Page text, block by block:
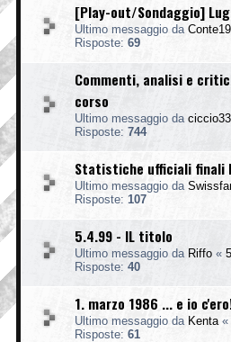
[Play-out/Sondaggio]
Ultimo messaggio da
Risposte: 69
Commenti, analisi e
corso
Ultimo messaggio da ciccio33
Risposte: 744
Statistiche ufficiali finali
Ultimo messaggio da
Risposte: 107
5.4.99 - IL titolo
Ultimo messaggio da Riffo «
Risposte: 40
1. marzo 1986 ... e io
Ultimo messaggio da Kenta«
Risposte: 61